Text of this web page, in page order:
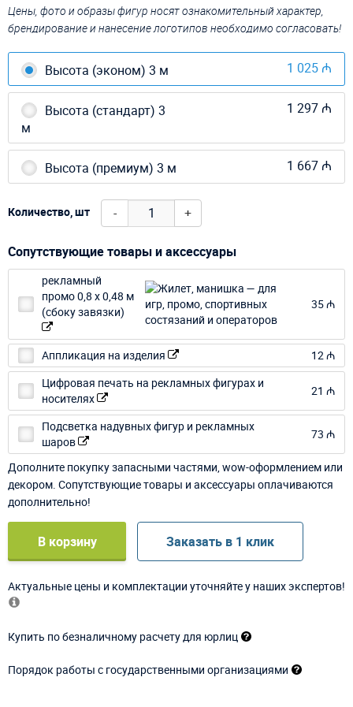
Цены, фото и образы фигур носят ознакомительный характер,
брендирование и нанесение логотипов необходимо согласовать!
Высота (эконом) 3 м 1 025 ₼
Высота (стандарт) 3
м
1 297 ₼
Высота (премиум) 3 м 1 667 ₼
Количество, шт - +
Сопутствующие товары и аксессуары
рекламный
промо 0,8 х 0,48 м
(сбоку завязки)
35 ₼
Аппликация на изделия
12 ₼
Цифровая печать на рекламных фигурах и
носителях
21 ₼
Подсветка надувных фигур и рекламных
шаров
73 ₼
Дополните покупку запасными частями, wow-оформлением или
декором. Сопутствующие товары и аксессуары оплачиваются
дополнительно!
В корзину Заказать в 1 клик
Актуальные цены и комплектации уточняйте у наших экспертов!
Купить по безналичному расчету для юрлиц
Порядок работы с государственными организациями